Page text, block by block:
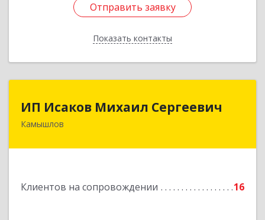
Отправить заявку
Показать контакты
Отправить заявку
Назад
ИП Исаков Михаил Сергеевич
Камышлов
Клиентов на сопровождении 16
624860, Свердловская обл, Камышлов г, Ленина